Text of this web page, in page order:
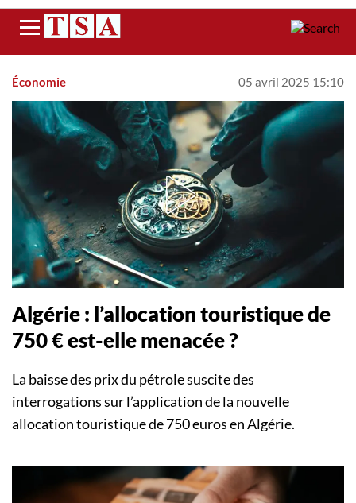
Menu
Économie 05 avril 2025 15:10
Algérie : l’allocation touristique de
750 € est-elle menacée ?
La baisse des prix du pétrole suscite des
interrogations sur l’application de la nouvelle
allocation touristique de 750 euros en Algérie.